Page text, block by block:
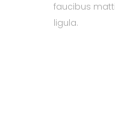
faucibus
ligula.